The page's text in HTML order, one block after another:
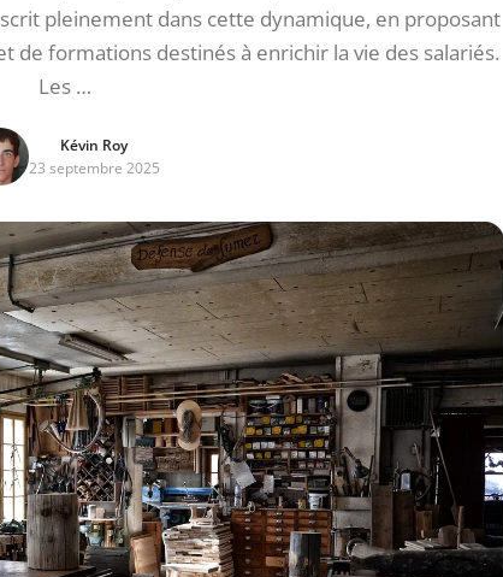
pleinement dans cette dynamique, en proposant
de formations destinés à enrichir la vie des salariés.
Les …
Kévin Roy
23 septembre 2025